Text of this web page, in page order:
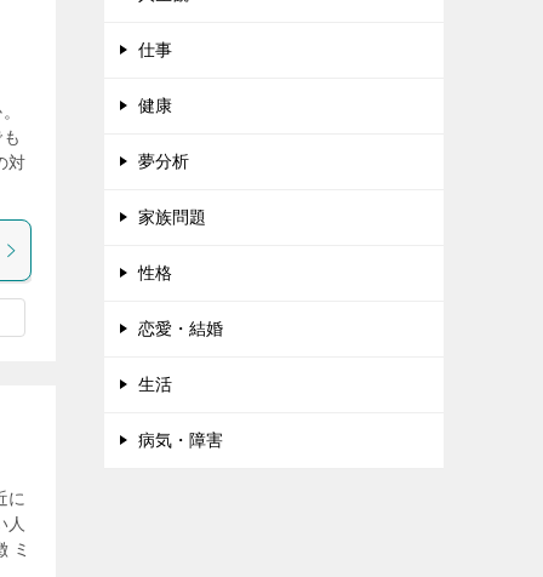
対
に
人
ミ
仕事
健康
夢分析
家族問題
性格
恋愛・結婚
生活
病気・障害